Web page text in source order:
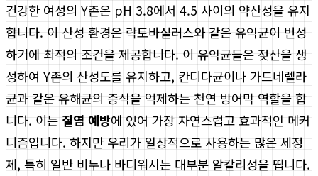
건강한 여성의 Y존은 pH 3.8에서 4.5 사이의 약산성을 유지
합니다. 이 산성 환경은 락토바실러스와 같은 유익균이 번성
하기에 최적의 조건을 제공합니다. 이 유익균들은 젖산을 생
성하여 Y존의 산성도를 유지하고, 칸디다균이나 가드네렐라
균과 같은 유해균의 증식을 억제하는 천연 방어막 역할을 합
니다. 이는 질염 예방에 있어 가장 자연스럽고 효과적인 메커
니즘입니다. 하지만 우리가 일상적으로 사용하는 많은 세정
제, 특히 일반 비누나 바디워시는 대부분 알칼리성을 띱니다.